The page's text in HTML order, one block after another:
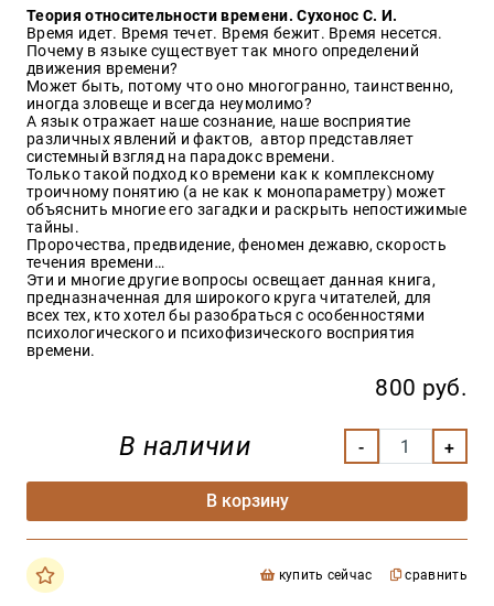
Теория относительности времени. Сухонос С. И.
Время идет. Время течет. Время бежит. Время несется.
Почему в языке существует так много определений
движения времени?
Может быть, потому что оно многогранно, таинственно,
иногда зловеще и всегда неумолимо?
А язык отражает наше сознание, наше восприятие
различных явлений и фактов, автор представляет
системный взгляд на парадокс времени.
Только такой подход ко времени как к комплексному
троичному понятию (а не как к монопараметру) может
объяснить многие его загадки и раскрыть непостижимые
тайны.
Пророчества, предвидение, феномен дежавю, скорость
течения времени…
Эти и многие другие вопросы освещает данная книга,
предназначенная для широкого круга читателей, для
всех тех, кто хотел бы разобраться с особенностями
психологического и психофизического восприятия
времени.
800 руб.
В наличии
В корзину
купить сейчас сравнить
Красота
и
здоровье
Оптовикам
Авторам
Контакты
Мероприятия
+7(499)
350-17-
79
Москва